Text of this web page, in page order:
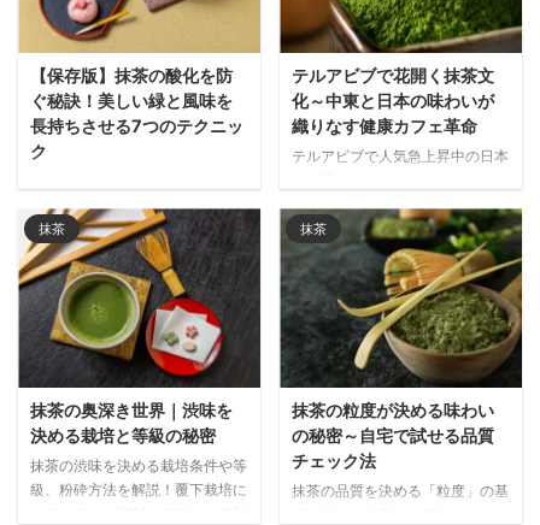
【保存版】抹茶の酸化を防
ぐ秘訣！美しい緑と風味を
長持ちさせる7つのテクニッ
ク
ちさせる酸化メカニズムと保存方
法を解説！光・温度・湿気から守
る7つのテクニックで、高品質な
抹茶の栄養価と美味しさを最大限
に楽しみましょう。
テルアビブで花開く抹茶文
化～中東と日本の味わいが
織りなす健康カフェ革命
テルアビブで人気急上昇中の日本
事情を徹底解説！地中海料理と融
合した創造的メニューから健康効
果まで、異国で進化する抹茶の新
たな魅力を探ります。
抹茶
抹茶の奥深き世界｜渋味を
決める栽培と等級の秘密
抹茶の渋味を決める栽培条件や等
級、粉砕方法を解説！覆下栽培に
抹茶
抹茶の粒度が決める味わい
の秘密～自宅で試せる品質
チェック法
抹茶の品質を決める「粒度」の基